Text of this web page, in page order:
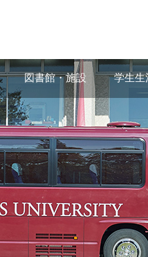
図書館・施設 学生生